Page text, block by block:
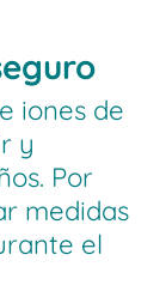
iones de
y
Por
medidas
el